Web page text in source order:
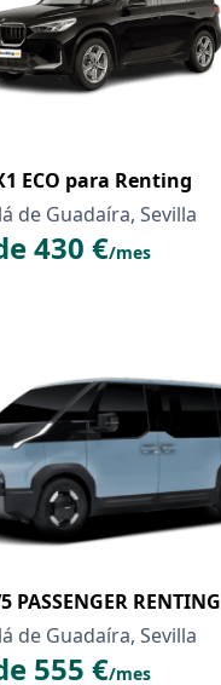
ECO para Renting
de Guadaíra, Sevilla
430 €/mes
PASSENGER RENTING
de Guadaíra, Sevilla
555 €/mes